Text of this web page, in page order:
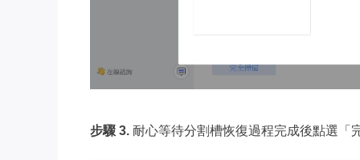
步驟 3. 耐心等待分割槽恢復過程完成後點選「